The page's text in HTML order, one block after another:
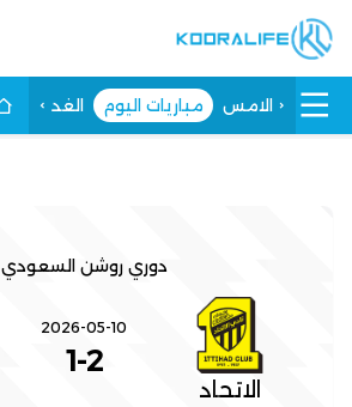
الامس مباريات اليوم الغد
دوري روشن السعودي
الاتحاد
2026-05-10
2
-
1